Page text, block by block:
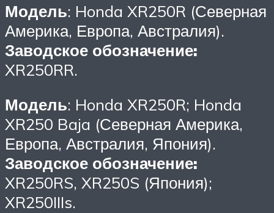
Модель: Honda XR250R (Северная
Америка, Европа, Австралия).
Заводское обозначение:
XR250RR.
Модель: Honda XR250R; Honda
XR250 Baja (Северная Америка,
Европа, Австралия, Япония).
Заводское обозначение:
XR250RS, XR250S (Япония);
XR250IIIs.